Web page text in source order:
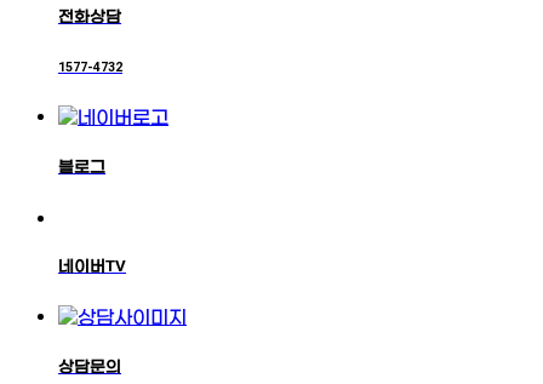
전화상담
1577-4732
블로그
네이버TV
상담문의